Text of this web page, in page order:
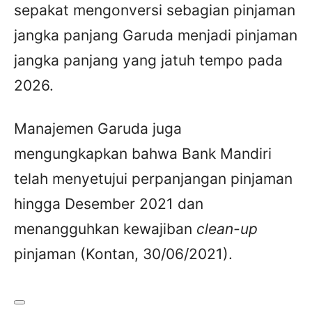
sepakat mengonversi sebagian pinjaman
jangka panjang Garuda menjadi pinjaman
jangka panjang yang jatuh tempo pada
2026.
Manajemen Garuda juga
mengungkapkan bahwa Bank Mandiri
telah menyetujui perpanjangan pinjaman
hingga Desember 2021 dan
menangguhkan kewajiban clean-up
pinjaman (Kontan, 30/06/2021).